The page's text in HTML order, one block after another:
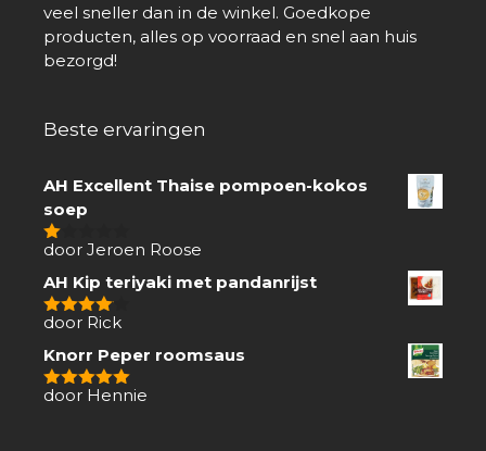
veel sneller dan in de winkel. Goedkope
producten, alles op voorraad en snel aan huis
bezorgd!
Beste ervaringen
AH Excellent Thaise pompoen-kokos
soep
1
5
door Jeroen Roose
AH Kip teriyaki met pandanrijst
4van 5
door Rick
Knorr Peper roomsaus
5van 5
door Hennie